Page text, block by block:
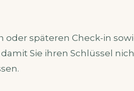
oder späteren Check-in
Sie ihren Schlüssel